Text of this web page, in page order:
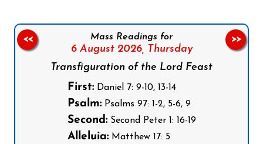
Mass Readings for
6 August 2026, Thursday
Transfiguration of the Lord Feast
First:Daniel 7: 9-10, 13-14
Psalm:Psalms 97: 1-2, 5-6, 9
Second:Second Peter 1: 16-19
Alleluia:Matthew 17: 5
<< >>